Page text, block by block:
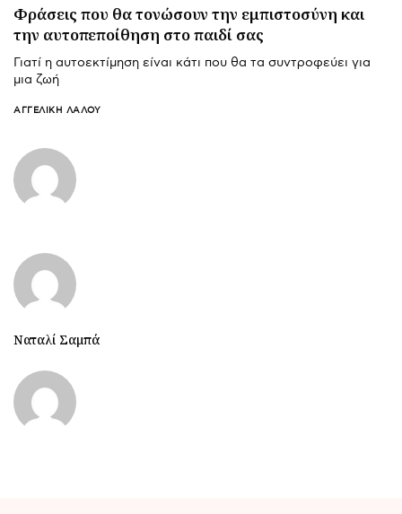
Φράσεις που θα τονώσουν την εμπιστοσύνη και
την αυτοπεποίθηση στο παιδί σας
Γιατί η αυτοεκτίμηση είναι κάτι που θα τα συντροφεύει για
μια ζωή
ΑΓΓΕΛΙΚΉ ΛΆΛΟΥ
Ναταλί Σαμπά